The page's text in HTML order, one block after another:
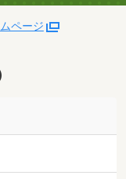
ページ